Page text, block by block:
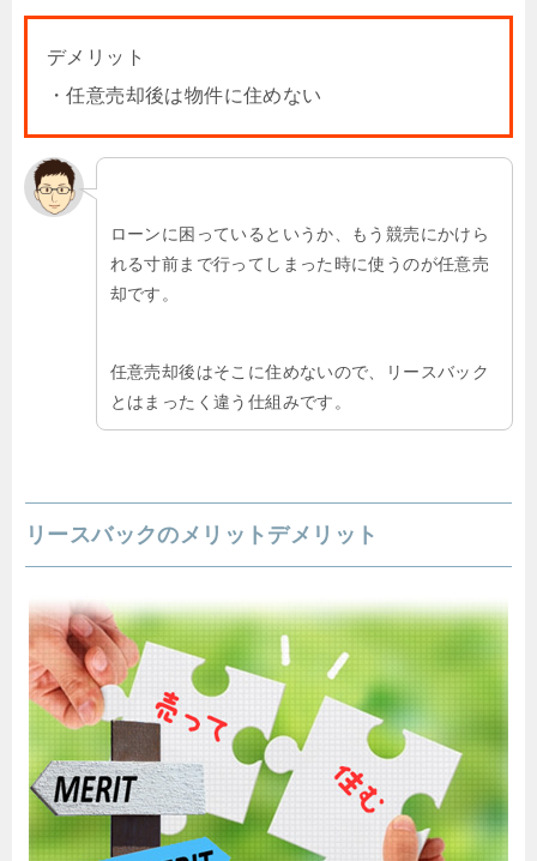
デメリット
・任意売却後は物件に住めない
ローンに困っているというか、もう競売にかけら
れる寸前まで行ってしまった時に使うのが任意売
却です。
任意売却後はそこに住めないので、リースバック
とはまったく違う仕組みです。
リースバックのメリットデメリット